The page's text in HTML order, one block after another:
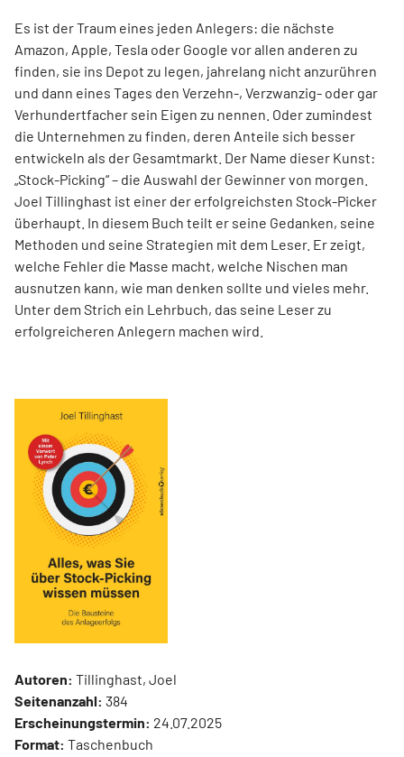
Es ist der Traum eines jeden Anlegers: die nächste
Amazon, Apple, Tesla oder Google vor allen anderen zu
finden, sie ins Depot zu legen, jahrelang nicht anzurühren
und dann eines Tages den Verzehn-, Verzwanzig- oder gar
Verhundertfacher sein Eigen zu nennen. Oder zumindest
die Unternehmen zu finden, deren Anteile sich besser
entwickeln als der Gesamtmarkt. Der Name dieser Kunst:
„Stock-Picking“ – die Auswahl der Gewinner von morgen.
Joel Tillinghast ist einer der erfolgreichsten Stock-Picker
überhaupt. In diesem Buch teilt er seine Gedanken, seine
Methoden und seine Strategien mit dem Leser. Er zeigt,
welche Fehler die Masse macht, welche Nischen man
ausnutzen kann, wie man denken sollte und vieles mehr.
Unter dem Strich ein Lehrbuch, das seine Leser zu
erfolgreicheren Anlegern machen wird.
Autoren: Tillinghast, Joel
Seitenanzahl: 384
Erscheinungstermin: 24.07.2025
Format: Taschenbuch